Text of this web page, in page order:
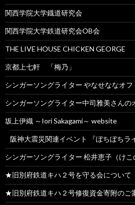
関西学院大学鐡道研究会
関西学院大学鉄道研究会OB会
THE LIVE HOUSE CHICKEN GEORGE
京都上七軒 「梅乃」
シンガーソングライター やなせななオ
シンガーソングライター中司雅美さんの
坂上伊織 ～Iori Sakagami～ website
阪神大震災関連イベント 『ぼちぼちラ
シンガーソングライター 松井恵子（け
★旧別府鉄道キハ２号を守る会について
★旧別府鉄道キハ２号修復資金寄附のご